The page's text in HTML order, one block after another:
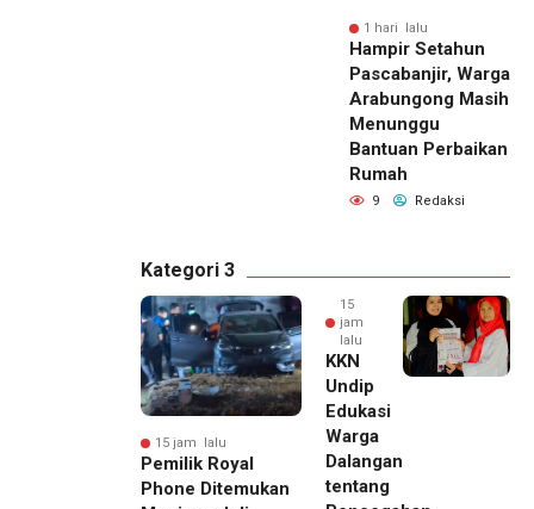
1 hari lalu
Hampir Setahun
Pascabanjir, Warga
Arabungong Masih
Menunggu
Bantuan Perbaikan
Rumah
9 Redaksi
Kategori 3
15 jam lalu
Pemilik Royal
Phone Ditemukan
15
jam
lalu
KKN
Undip
Edukasi
Warga
Dalangan
tentang